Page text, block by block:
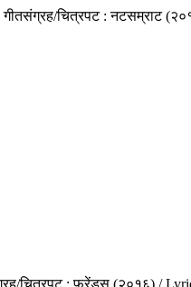
चित्रपट : नटसम्राट
चित्रपट : फ्रेंड्स (२०१६) /